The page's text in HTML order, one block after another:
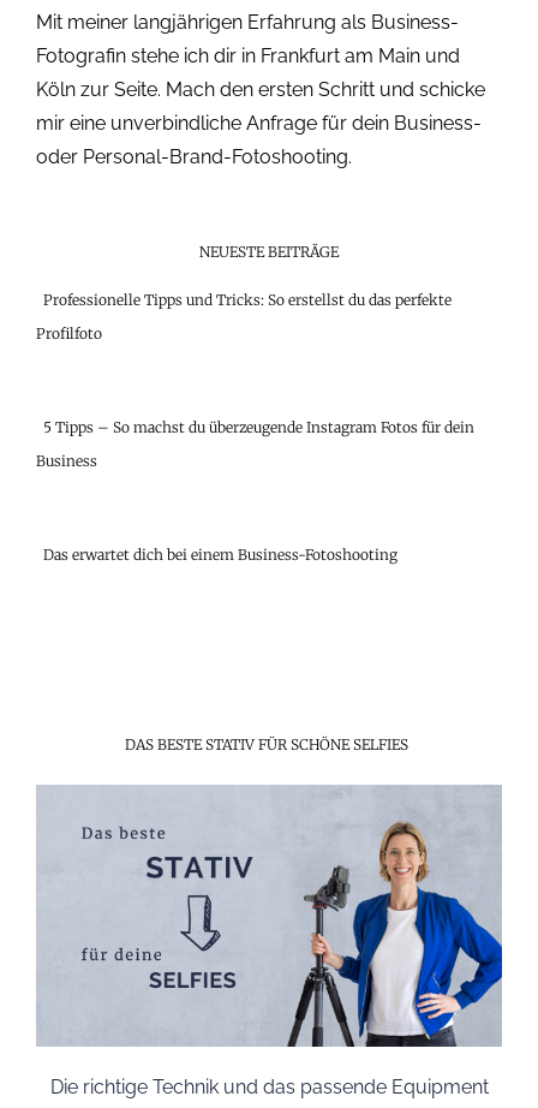
Mit meiner langjährigen Erfahrung als Business-
Fotografin stehe ich dir in Frankfurt am Main und
Köln zur Seite. Mach den ersten Schritt und schicke
mir eine unverbindliche Anfrage für dein Business-
oder Personal-Brand-Fotoshooting.
NEUESTE BEITRÄGE
Professionelle Tipps und Tricks: So erstellst du das perfekte
Profilfoto
5 Tipps – So machst du überzeugende Instagram Fotos für dein
Business
Das erwartet dich bei einem Business-Fotoshooting
DAS BESTE STATIV FÜR SCHÖNE SELFIES
Die richtige Technik und das passende Equipment